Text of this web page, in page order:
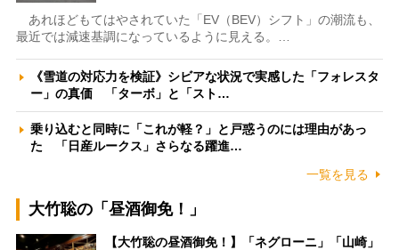
あれほどもてはやされていた「EV（BEV）シフト」の潮流も、
最近では減速基調になっているように見える。…
《雪道の対応力を検証》シビアな状況で実感した「フォレスタ
ー」の真価 「ターボ」と「スト…
乗り込むと同時に「これが軽？」と戸惑うのには理由があっ
た 「日産ルークス」さらなる躍進…
一覧を見る
大竹聡の「昼酒御免！」
【大竹聡の昼酒御免！】「ネグローニ」「山崎」